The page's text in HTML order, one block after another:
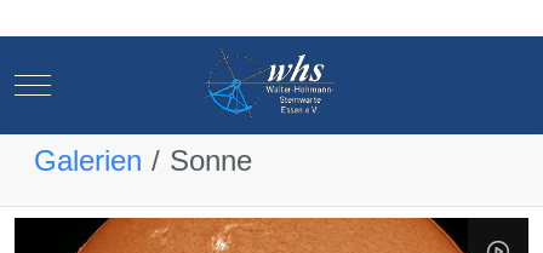
Mobile Menu Toggle
Galerien Sonne